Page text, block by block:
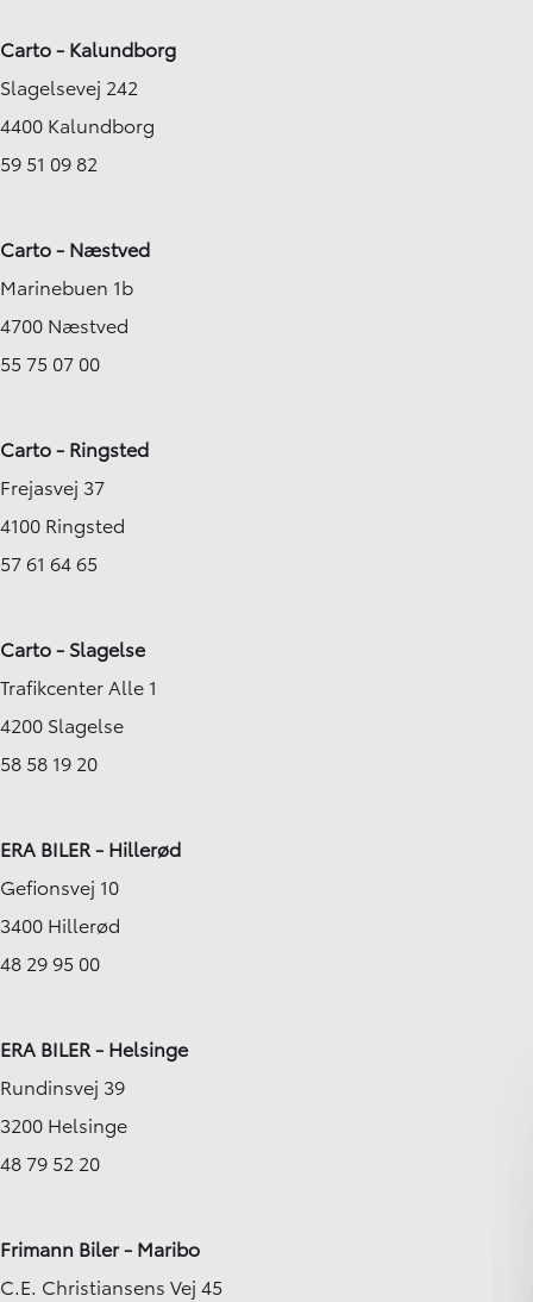
Carto - Kalundborg
Slagelsevej 242
4400 Kalundborg
59 51 09 82
Carto - Næstved
Marinebuen 1b
4700 Næstved
55 75 07 00
Carto - Ringsted
Frejasvej 37
4100 Ringsted
57 61 64 65
Carto - Slagelse
Trafikcenter Alle 1
4200 Slagelse
58 58 19 20
ERA BILER - Hillerød
Gefionsvej 10
3400 Hillerød
48 29 95 00
ERA BILER - Helsinge
Rundinsvej 39
3200 Helsinge
48 79 52 20
Frimann Biler - Maribo
C.E. Christiansens Vej 45